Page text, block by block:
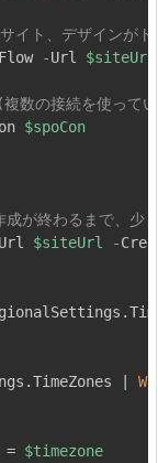
イト、デザインが
-Url $siteUrl
の接続を使って
$spoCon
が終わるまで、少
Url $siteUrl -
.
.TimeZones
= $timezone